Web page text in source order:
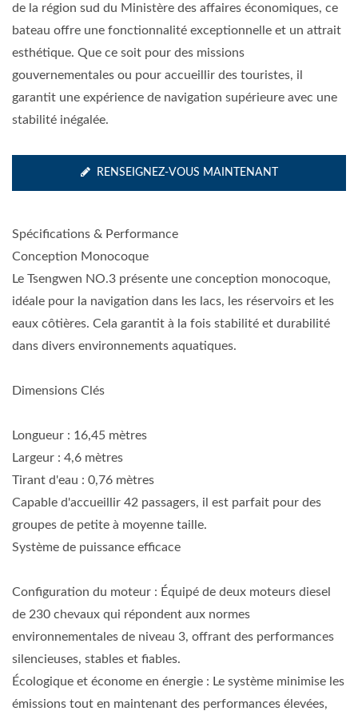
de la région sud du Ministère des affaires économiques, ce
bateau offre une fonctionnalité exceptionnelle et un attrait
esthétique. Que ce soit pour des missions
gouvernementales ou pour accueillir des touristes, il
garantit une expérience de navigation supérieure avec une
stabilité inégalée.
RENSEIGNEZ-VOUS MAINTENANT
Spécifications & Performance
Conception Monocoque
Le Tsengwen NO.3 présente une conception monocoque,
idéale pour la navigation dans les lacs, les réservoirs et les
eaux côtières. Cela garantit à la fois stabilité et durabilité
dans divers environnements aquatiques.
Dimensions Clés
Longueur : 16,45 mètres
Largeur : 4,6 mètres
Tirant d'eau : 0,76 mètres
Capable d'accueillir 42 passagers, il est parfait pour des
groupes de petite à moyenne taille.
Système de puissance efficace
Configuration du moteur : Équipé de deux moteurs diesel
de 230 chevaux qui répondent aux normes
environnementales de niveau 3, offrant des performances
silencieuses, stables et fiables.
Écologique et économe en énergie : Le système minimise les
émissions tout en maintenant des performances élevées,